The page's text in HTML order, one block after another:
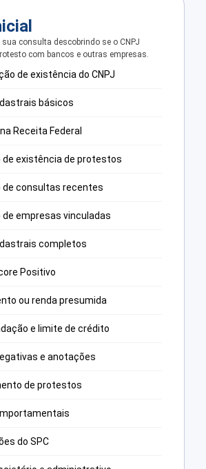
sua consulta descobrindo se o CNPJ
com bancos e outras empresas.
de existência do CNPJ
básicos
Receita Federal
de existência de protestos
de consultas recentes
de empresas vinculadas
completos
Positivo
ou renda presumida
e limite de crédito
e anotações
de protestos
do SPC